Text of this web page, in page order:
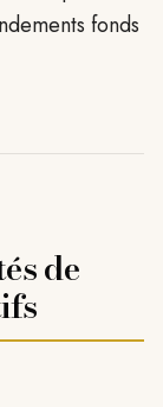
fonds
de